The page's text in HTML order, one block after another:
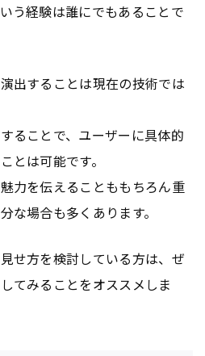
う経験は誰にでもあることで
出することは現在の技術では
ることで、ユーザーに具体的
とは可能です。
力を伝えることももちろん重
な場合も多くあります。
せ方を検討している方は、ぜ
てみることをオススメしま